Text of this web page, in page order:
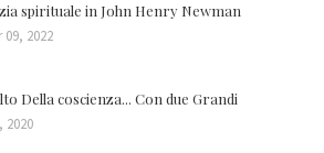
spirituale in John Henry Newman
2022
Della coscienza... Con due Grandi
2020